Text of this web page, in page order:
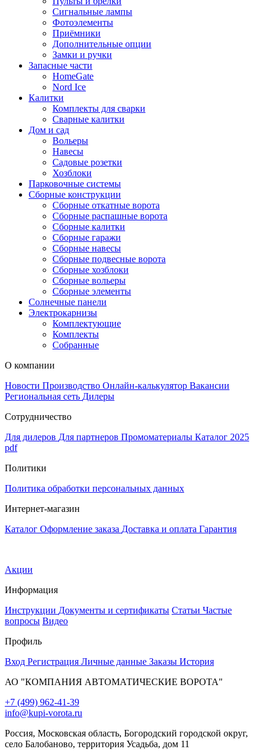
Сигнальные лампы
Фотоэлементы
Приёмники
Дополнительные опции
Замки и ручки
Запасные части
HomeGate
Nord Ice
Калитки
Комплекты для сварки
Сварные калитки
Дом и сад
Вольеры
Навесы
Садовые розетки
Хозблоки
Парковочные системы
Сборные конструкции
Сборные откатные ворота
Сборные распашные ворота
Сборные калитки
Сборные гаражи
Сборные навесы
Сборные подвесные ворота
Сборные хозблоки
Сборные вольеры
Сборные элементы
Солнечные панели
Электрокарнизы
Комплектующие
Комплекты
Собранные
О компании
Новости Производство Онлайн-калькулятор Вакансии
Региональная сеть Дилеры
Сотрудничество
Для дилеров Для партнеров Промоматериалы Каталог 2025
pdf
Политики
Политика обработки персональных данных
Интернет-магазин
Каталог Оформление заказа Доставка и оплата Гарантия
Акции
Информация
Инструкции Документы и сертификаты Статьи Частые
вопросы Видео
Профиль
Вход Регистрация Личные данные Заказы История
АО "КОМПАНИЯ АВТОМАТИЧЕСКИЕ ВОРОТА"
+7 (499) 962-41-39
info@kupi-vorota.ru
Россия, Московская область, Богородский городской округ,
село Балобаново, территория Усадьба, дом 11